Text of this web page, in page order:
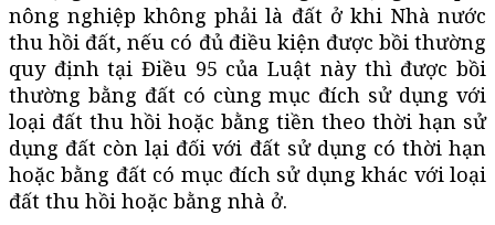
nông nghiệp không phải là đất ở khi Nhà nước
thu hồi đất, nếu có đủ điều kiện được bồi thường
quy định tại Điều 95 của Luật này thì được bồi
thường bằng đất có cùng mục đích sử dụng với
loại đất thu hồi hoặc bằng tiền theo thời hạn sử
dụng đất còn lại đối với đất sử dụng có thời hạn
hoặc bằng đất có mục đích sử dụng khác với loại
đất thu hồi hoặc bằng nhà ở.